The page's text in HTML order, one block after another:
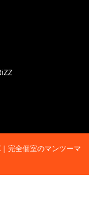
完全個室のマンツーマ